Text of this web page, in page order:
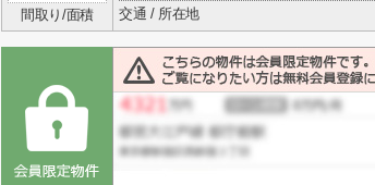
間取り/面積
交通 / 所在地